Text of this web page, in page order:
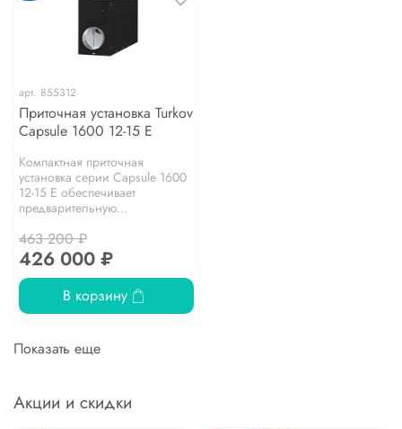
арт. 855312
Приточная установка Turkov
Capsule 1600 12-15 E
Компактная приточная
установка серии Capsule 1600
12-15 E обеспечивает
предварительную...
463 200 ₽
426 000 ₽
В корзину
Показать еще
Акции и скидки